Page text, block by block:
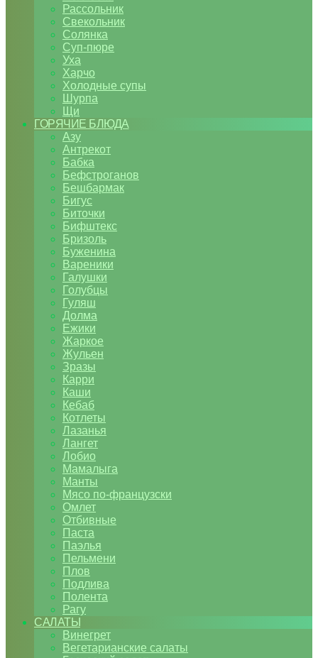
Рассольник
Свекольник
Солянка
Суп-пюре
Уха
Харчо
Холодные супы
Шурпа
Щи
ГОРЯЧИЕ БЛЮДА
Азу
Антрекот
Бабка
Бефстроганов
Бешбармак
Бигус
Биточки
Бифштекс
Бризоль
Буженина
Вареники
Галушки
Голубцы
Гуляш
Долма
Ежики
Жаркое
Жульен
Зразы
Карри
Каши
Кебаб
Котлеты
Лазанья
Лангет
Лобио
Мамалыга
Манты
Мясо по-французски
Омлет
Отбивные
Паста
Паэлья
Пельмени
Плов
Подлива
Полента
Рагу
САЛАТЫ
Винегрет
Вегетарианские салаты